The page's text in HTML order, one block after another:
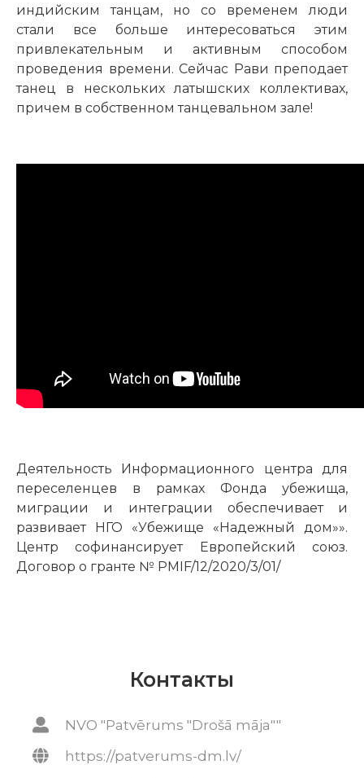
индийским танцам, но со временем люди
стали все больше интересоваться этим
привлекательным и активным способом
проведения времени. Сейчас Рави преподает
танец в нескольких латышских коллективах,
причем в собственном танцевальном зале!
Деятельность Информационного центра для
переселенцев в рамках Фонда убежища,
миграции и интеграции обеспечивает и
развивает НГО «Убежище «Надежный дом»».
Центр софинансирует Европейский союз.
Договор о гранте № PMIF/12/2020/3/01/
Контакты
NVO "Patvērums "Drošā māja""
https://patverums-dm.lv/